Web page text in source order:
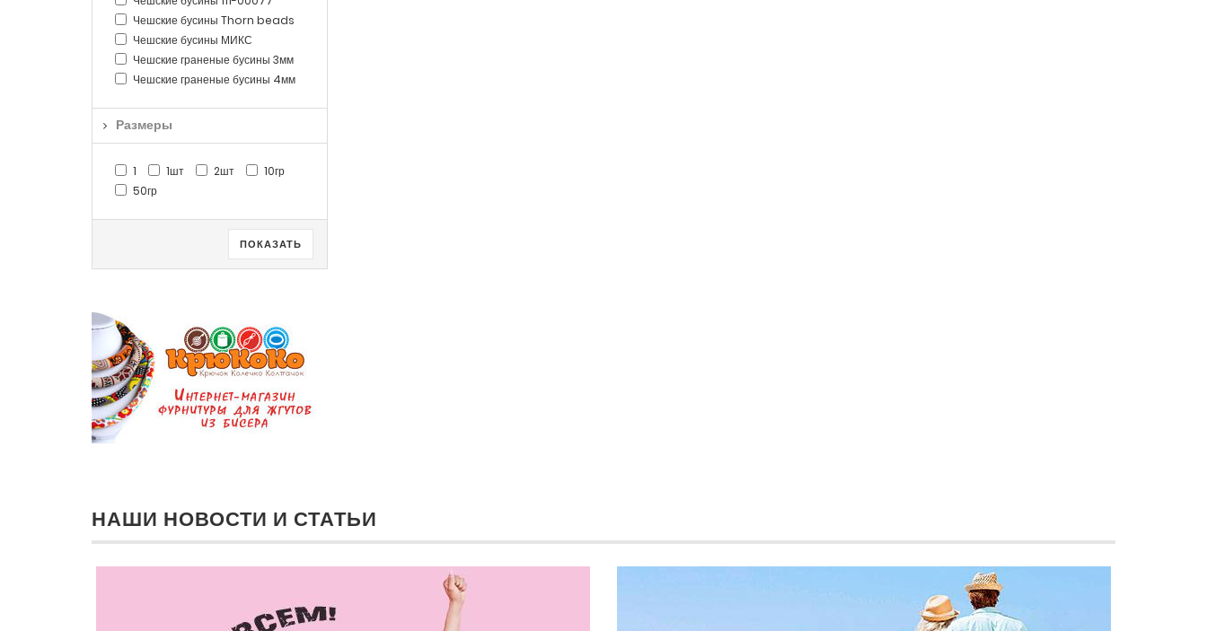
Чешские бусины Thorn beads
Чешские бусины МИКС
Чешские граненые бусины 3мм
Чешские граненые бусины 4мм
Размеры
1 1шт 2шт
10гр
50гр
ПОКАЗАТЬ
НАШИ НОВОСТИ И СТАТЬИ